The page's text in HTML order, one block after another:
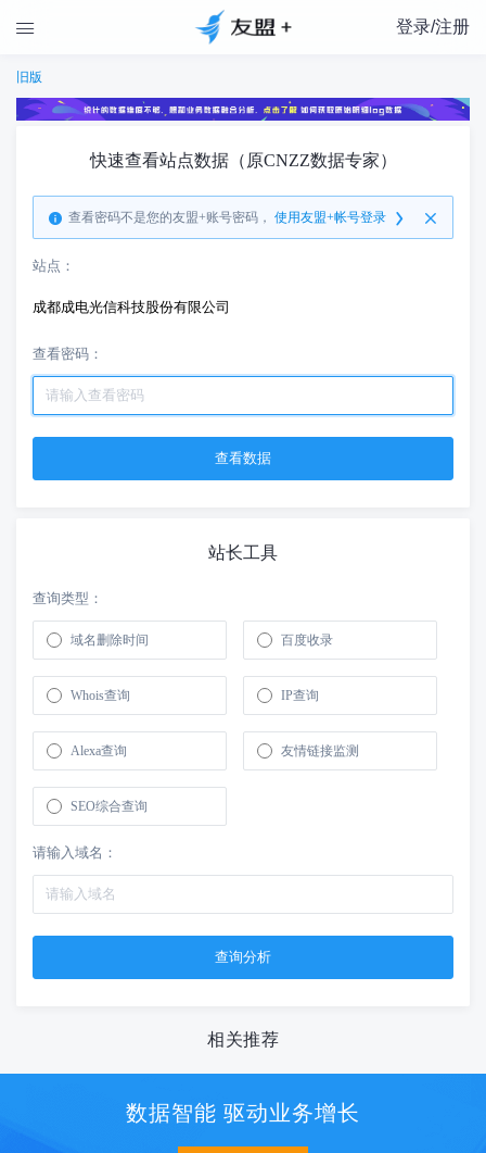
 登录/注册
旧版
快速查看站点数据（原CNZZ数据专家）
查看密码不是您的友盟+账号密码， 使用友盟+帐号登录
站点：
成都成电光信科技股份有限公司
查看密码：
站长工具
查询类型：
域名删除时间 百度收录
Whois查询 IP查询
Alexa查询 友情链接监测
SEO综合查询
请输入域名：
相关推荐
数据智能 驱动业务增长